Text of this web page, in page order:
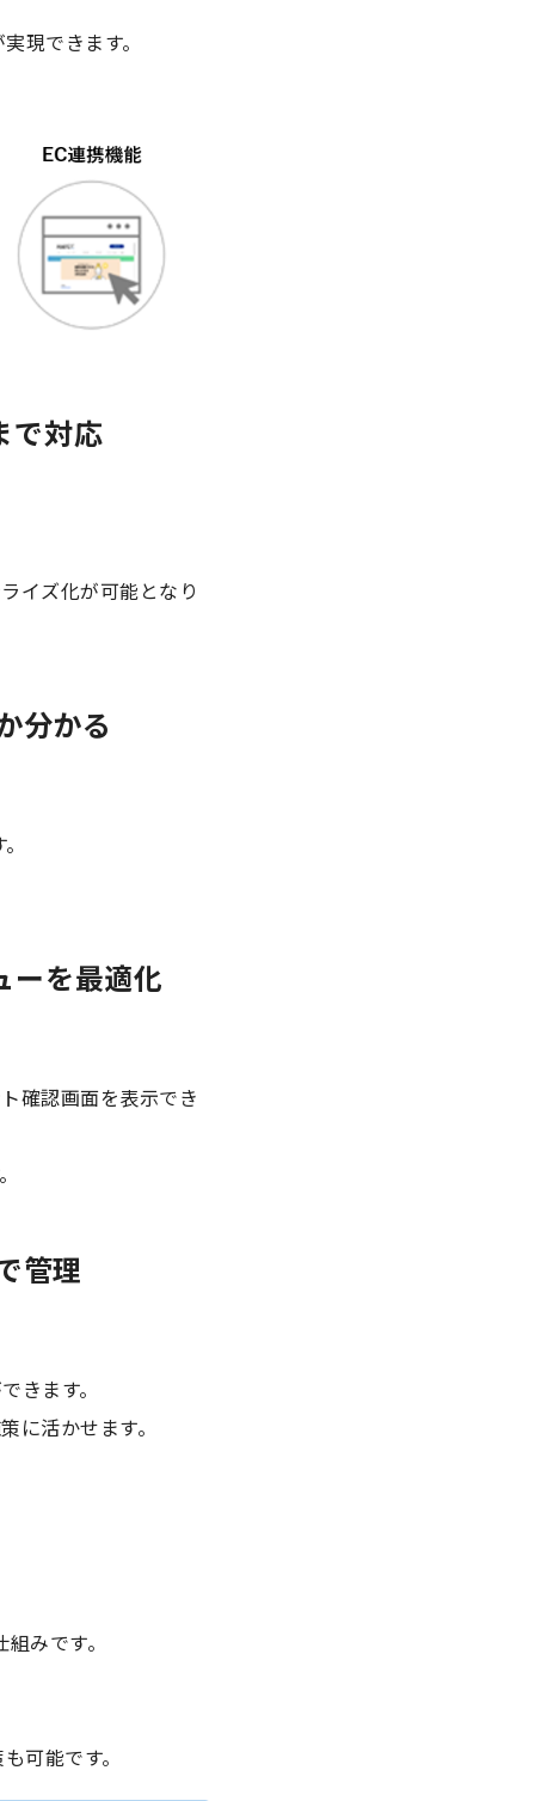
現できます。
で対応
イズ化が可能となり
分かる
ーを最適化
確認画面を表示でき
管理
きます。
に活かせます。
みです。
可能です。